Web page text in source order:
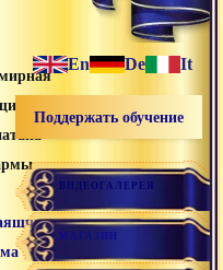
En De It
Поддержать обучение
ВИДЕОГАЛЕРЕЯ
МАГАЗИН